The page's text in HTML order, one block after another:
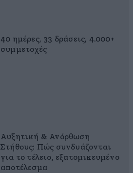
40 ημέρες, 33 δράσεις, 4.000+
συμμετοχές
Αυξητική & Ανόρθωση
Στήθους: Πώς συνδυάζονται
για το τέλειο, εξατομικευμένο
αποτέλεσμα